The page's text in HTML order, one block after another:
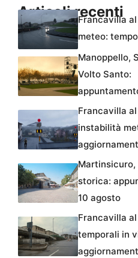
Articoli recenti
Francavilla
meteo:
Manoppello,
Volto Santo:
Francavilla
instabilità
storica:
10 agosto
Francavilla
temporali in